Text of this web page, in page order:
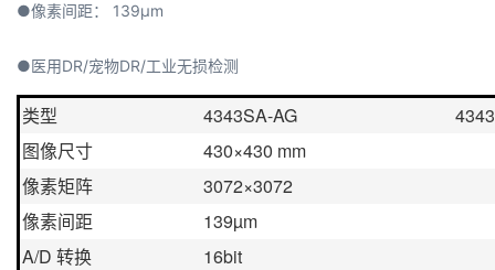
●像素间距： 139μm
●医用DR/宠物DR/工业无损检测
类型 4343SA-AG
图像尺寸
430×430 mm
像素矩阵
3072×3072
像素间距
139µm
A/D 转换
16bit